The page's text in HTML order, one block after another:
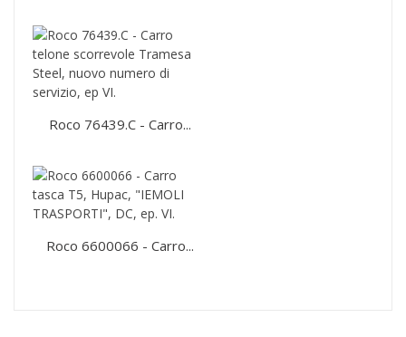
Roco 76439.C - Carro...
Roco 6600066 - Carro...